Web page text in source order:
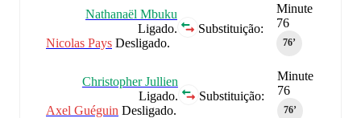
Minute
76
76‎’‎
Substituição:
Nathanaël Mbuku
Ligado.
Nicolas Pays Desligado.
Minute
76
76‎’‎
Substituição:
Christopher Jullien
Ligado.
Axel Guéguin Desligado.